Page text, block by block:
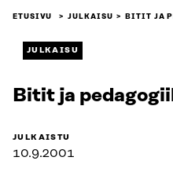
ETUSIVU JULKAISU BITIT JA
JULKAISU
Bitit ja
JULKAISTU
10.9.2001